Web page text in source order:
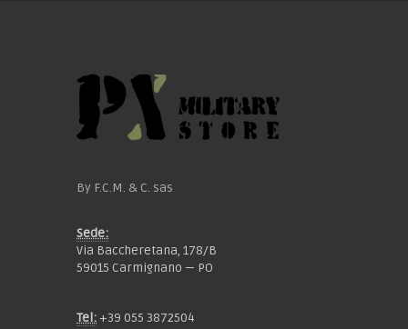
By F.C.M. & C. sas
Sede:
Via Baccheretana, 178/B
59015 Carmignano — PO
Tel: +39 055 3872504